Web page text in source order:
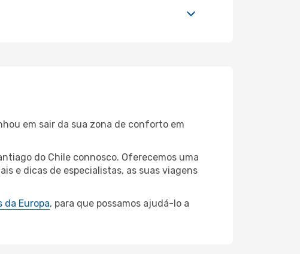
em sair da sua zona de conforto em
do Chile connosco. Oferecemos uma
e dicas de especialistas, as suas viagens
da Europa, para que possamos ajudá-lo a